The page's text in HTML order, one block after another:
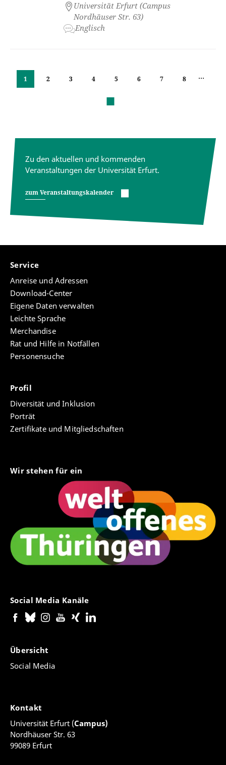
Universität Erfurt (Campus
Nordhäuser Str. 63)
Englisch
1 2 3 4 5 6 7 8 …
Zu den aktuellen und kommenden
Veranstaltungen der Universität Erfurt.
zum Veranstaltungskalender
Service
Anreise und Adressen
Download-Center
Eigene Daten verwalten
Leichte Sprache
Merchandise
Rat und Hilfe in Notfällen
Personensuche
Profil
Diversität und Inklusion
Porträt
Zertifikate und Mitgliedschaften
Wir stehen für ein
Social Media Kanäle
Übersicht
Social Media
Kontakt
Universität Erfurt (Campus)
Nordhäuser Str. 63
99089 Erfurt